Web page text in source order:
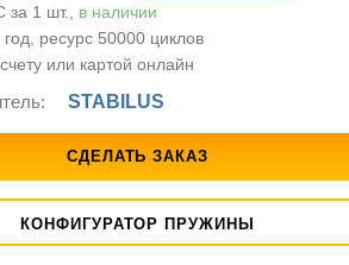
за 1 шт., в наличии
ресурс 50000 циклов
или картой онлайн
STABILUS
СДЕЛАТЬ ЗАКАЗ
КОНФИГУРАТОР ПРУЖИНЫ